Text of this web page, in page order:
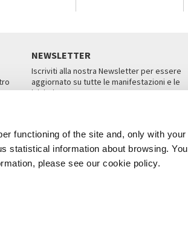
functioning of the site and, only with your
statistical information about browsing. You
please see our cookie policy.
NEWSLETTER
Iscriviti alla nostra Newsletter per essere
aggiornato su tutte le manifestazioni e le
iniziative.